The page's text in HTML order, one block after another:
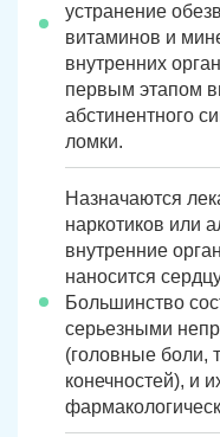
устранение
витаминов и
внутренних
первым этапом
абстинентного
ломки.
Назначаются
наркотиков или
внутренние
наносится
Большинство
серьезными
(головные боли,
конечностей), и